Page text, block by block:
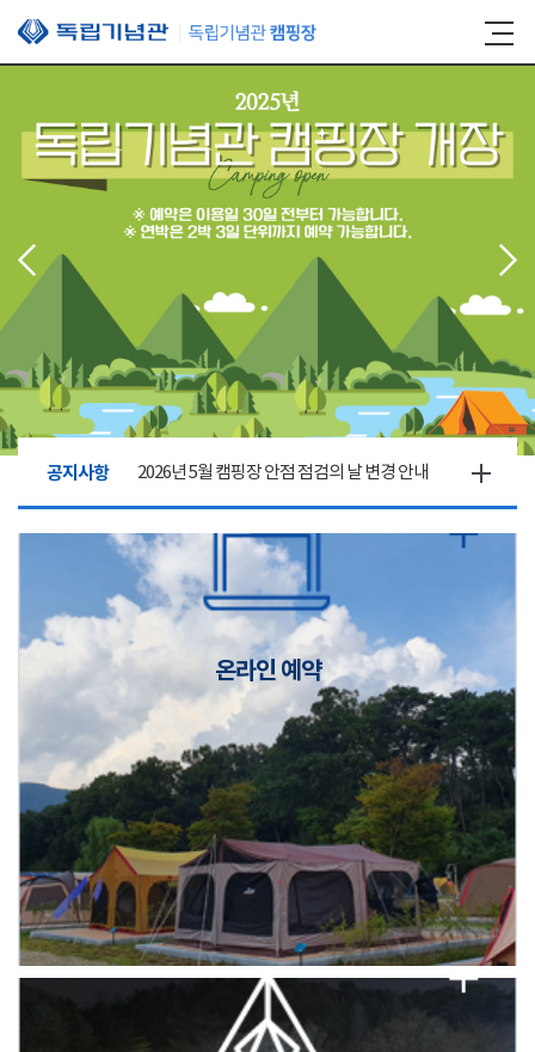
본문 바로가기
공지사항 2026년 5월 캠핑장 안점 점검의 날 변경 안내
캠핑장(9월1일~6일) 미운영 공지
2026년 5월 캠핑장 안점 점검의 날 변경 안내
캠핑장(9월1일~6일) 미운영 공지
2026년 5월 캠핑장 안점 점검의 날 변경 안내
캠핑장(9월1일~6일) 미운영 공지
온라인 예약